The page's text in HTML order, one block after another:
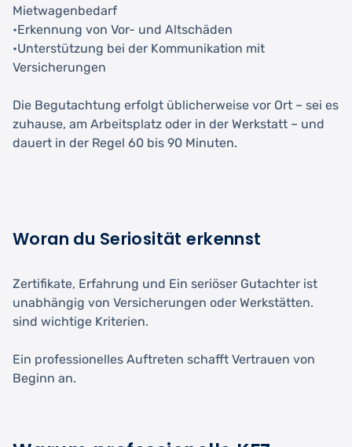
Mietwagenbedarf
•Erkennung von Vor- und Altschäden
•Unterstützung bei der Kommunikation mit
Versicherungen
Die Begutachtung erfolgt üblicherweise vor Ort – sei es
zuhause, am Arbeitsplatz oder in der Werkstatt – und
dauert in der Regel 60 bis 90 Minuten.
Woran du Seriosität erkennst
Zertifikate, Erfahrung und Ein seriöser Gutachter ist
unabhängig von Versicherungen oder Werkstätten.
sind wichtige Kriterien.
Ein professionelles Auftreten schafft Vertrauen von
Beginn an.